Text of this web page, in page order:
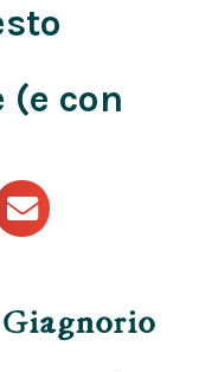
con
Giagnorio